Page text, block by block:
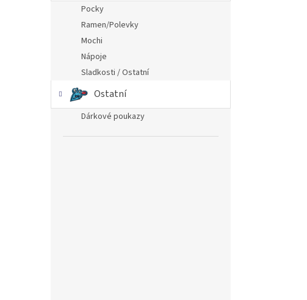
Pocky
Ramen/Polevky
Mochi
Nápoje
Sladkosti / Ostatní
Ostatní
Dárkové poukazy